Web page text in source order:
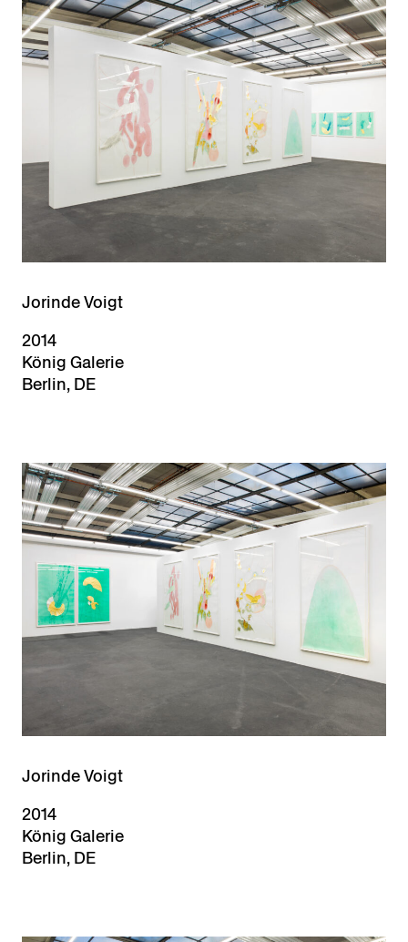
Jorinde Voigt
2014
König Galerie
Berlin, DE
Jorinde Voigt
2014
König Galerie
Berlin, DE